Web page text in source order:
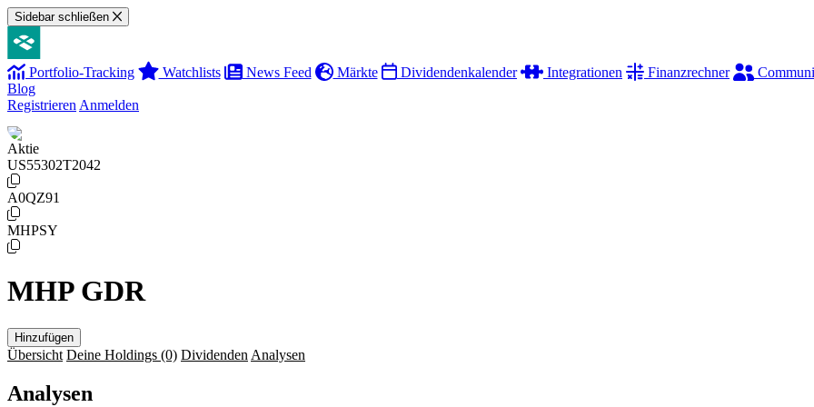
Sidebar schließen
Portfolio-Tracking Watchlists News Feed Märkte Dividendenkalender Integrationen Finanzrechner
Blog
Registrieren Anmelden
Aktie
US55302T2042
A0QZ91
MHPSY
MHP GDR
Hinzufügen
Übersicht Deine Holdings (0) Dividenden Analysen
Analysen